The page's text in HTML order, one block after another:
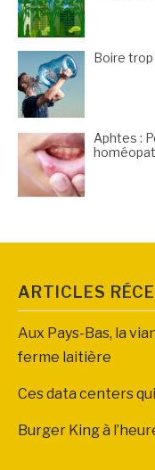
Boire trop
Aphtes :
ARTICLES
Aux Pays-Bas, la
ferme laitière
Ces data centers
Burger King à